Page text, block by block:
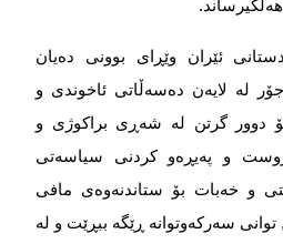
.
ئێران وێڕای بوونی دەیان
لە لایەن دەسەڵاتی ئاخوندی و
دوور گرتن لە شەڕی براکوژی و
و پەیڕەو کردنی سیاسەتی
و خەبات بۆ ستاندنەوەی مافی
سەرکەوتوانە ڕێگە ببڕێت و لە